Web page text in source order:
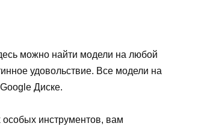
можно найти модели на любой
удовольствие. Все модели на
Диске.
инструментов, вам